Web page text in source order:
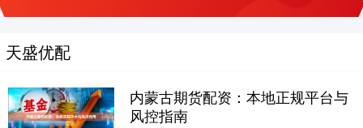
天盛优配
内蒙古期货配资：本地正规平台与
风控指南